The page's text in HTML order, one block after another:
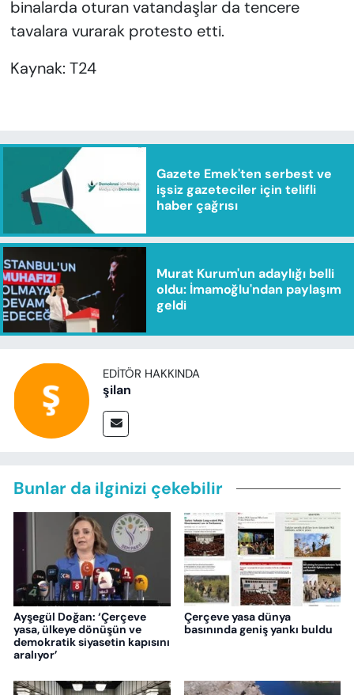
binalarda oturan vatandaşlar da tencere
tavalara vurarak protesto etti.
Kaynak: T24
Gazete Emek'ten serbest ve
işsiz gazeteciler için telifli
haber çağrısı
Murat Kurum'un adaylığı belli
oldu: İmamoğlu'ndan paylaşım
geldi
EDITÖR HAKKINDA
şilan
Bunlar da ilginizi çekebilir
Ayşegül Doğan: ‘Çerçeve
yasa, ülkeye dönüşün ve
demokratik siyasetin kapısını
aralıyor’
Çerçeve yasa dünya
basınında geniş yankı buldu